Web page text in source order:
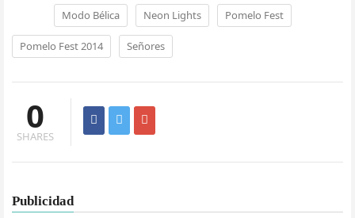
Modo Bélica Neon Lights Pomelo Fest
Pomelo Fest 2014 Señores
0
SHARES
Publicidad